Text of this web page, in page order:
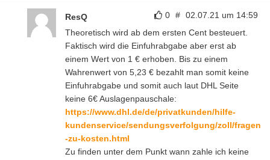
0 # 02.07.21 um 14:59
ResQ
Theoretisch wird ab dem ersten Cent besteuert.
Faktisch wird die Einfuhrabgabe aber erst ab
einem Wert von 1 € erhoben. Bis zu einem
Wahrenwert von 5,23 € bezahlt man somit keine
Einfuhrabgabe und somit auch laut DHL Seite
keine 6€ Auslagenpauschale:
https://www.dhl.de/de/privatkunden/hilfe-
kundenservice/sendungsverfolgung/zoll/fragen
-zu-kosten.html
Zu finden unter dem Punkt wann zahle ich keine